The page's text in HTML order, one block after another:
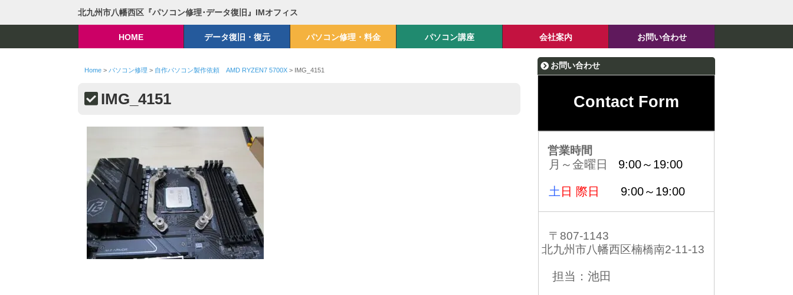
北九州市八幡西区『パソコン修理･データ復旧』IMオフィス
HOME データ復旧・復元 パソコン修理・料金 パソコン講座 会社案内 お問い合わせ
Home> パソコン修理 > 自作パソコン製作依頼 AMD RYZEN7 5700X> IMG_4151
IMG_4151
お問い合わせ
Contact Form
営業時間
月～金曜日 9:00～19:00
土 日 際日 9:00～19:00
〒807-1143
北九州市八幡西区楠橋南2-11-13
担当：池田